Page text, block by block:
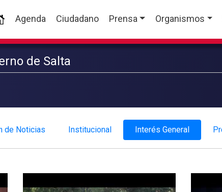
(current)
Agenda Ciudadano Prensa Organismos
de Salta
de Noticias Institucional Interés General